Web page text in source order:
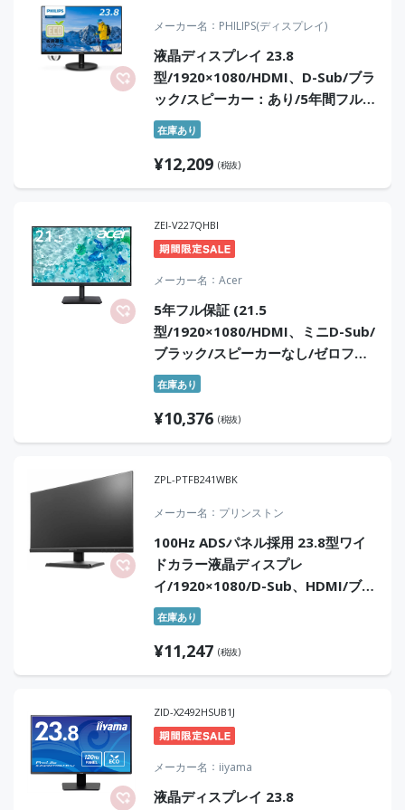
メーカー名 PHILIPS(ディスプレイ)
液晶ディスプレイ 23.8
型/1920×1080/HDMI、D-Sub/ブラ
ック/スピーカー：あり/5年間フル保
証/省資源化パッケージ
在庫あり
¥12,209 (税抜)
ZEI-V227QHBI
メーカー名 Acer
5年フル保証 (21.5
型/1920×1080/HDMI、ミニD-Sub/
ブラック/スピーカーなし/ゼロフレ
ーム/VA/非光沢/HDMIケーブル付/
センドバック5年保証/環境配慮モデ
ル)
在庫あり
¥10,376 (税抜)
ZPL-PTFB241WBK
メーカー名 プリンストン
100Hz ADSパネル採用 23.8型ワイ
ドカラー液晶ディスプレ
イ/1920×1080/D-Sub、HDMI/ブラ
ック/スピーカー：あり
在庫あり
¥11,247 (税抜)
ZID-X2492HSUB1J
メーカー名 iiyama
液晶ディスプレイ 23.8